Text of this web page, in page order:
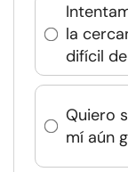
la
difícil
Quiero
mí aún